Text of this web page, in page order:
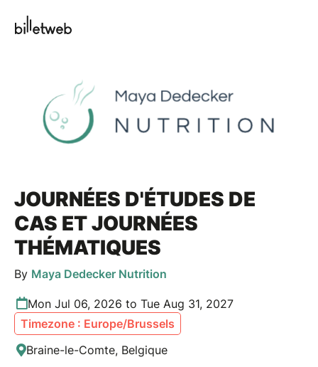
JOURNÉES D'ÉTUDES DE
CAS ET JOURNÉES
THÉMATIQUES
By Maya Dedecker Nutrition
Mon Jul 06, 2026 to Tue Aug 31, 2027
Timezone : Europe/Brussels
Braine-le-Comte, Belgique